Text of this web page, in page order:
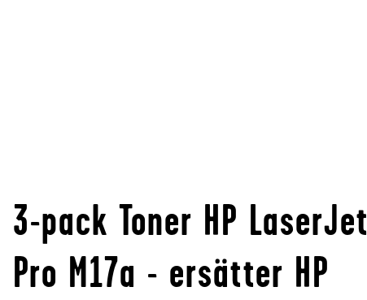
3-pack Toner HP LaserJet
Pro M17a - ersätter HP